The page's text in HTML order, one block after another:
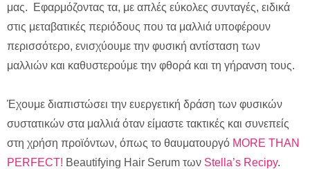
μας. Εφαρμόζοντας τα, με απλές εύκολες συνταγές, ειδικά
στις μεταβατικές περιόδους που τα μαλλιά υποφέρουν
περισσότερο, ενισχύουμε την φυσική αντίσταση των
μαλλιών και καθυστερούμε την φθορά και τη γήρανση τους.
Έχουμε διαπιστώσει την ευεργετική δράση των φυσικών
συστατικών στα μαλλιά όταν είμαστε τακτικές και συνεπείς
στη χρήση προϊόντων, όπως το θαυματουργό MORE THAN
PERFECT! Beautifying Ηair Serum των Stella’s Recipy.